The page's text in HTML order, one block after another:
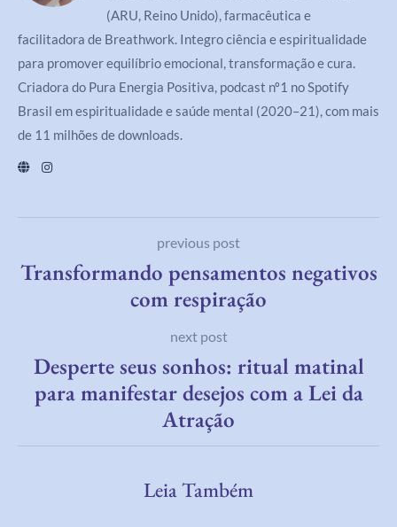
(ARU, Reino Unido), farmacêutica e
facilitadora de Breathwork. Integro ciência e espiritualidade
para promover equilíbrio emocional, transformação e cura.
Criadora do Pura Energia Positiva, podcast nº1 no Spotify
Brasil em espiritualidade e saúde mental (2020–21), com mais
de 11 milhões de downloads.
previous post
Transformando pensamentos negativos
com respiração
next post
Desperte seus sonhos: ritual matinal
para manifestar desejos com a Lei da
Atração
Leia Também